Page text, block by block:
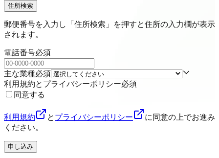
住所検索
郵便番号を入力し「住所検索」を押すと住所の入力欄が表示
されます。
電話番号必須
主な業種必須
利用規約とプライバシーポリシー必須
同意する
利用規約 と プライバシーポリシー
に同意の上でお進み
ください。
申し込み